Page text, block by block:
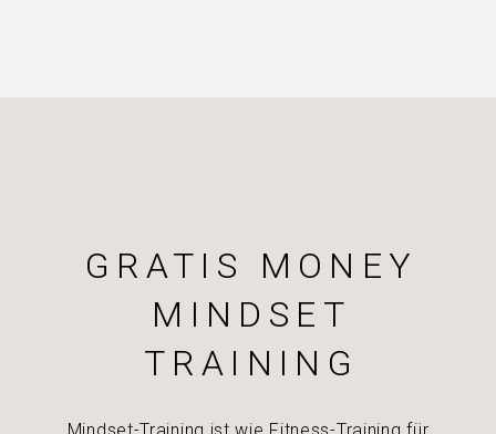
GRATIS MONEY
MINDSET
TRAINING